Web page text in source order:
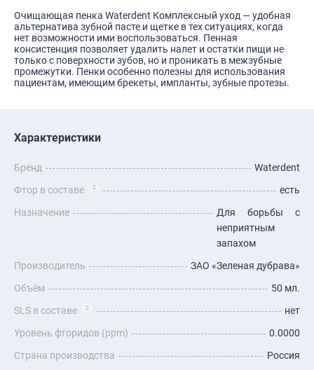
Очищающая пенка Waterdent Комплексный уход — удобная
альтернатива зубной пасте и щетке в тех ситуациях, когда
нет возможности ими воспользоваться. Пенная
консистенция позволяет удалить налет и остатки пищи не
только с поверхности зубов, но и проникать в межзубные
промежутки. Пенки особенно полезны для использования
пациентам, имеющим брекеты, импланты, зубные протезы.
Характеристики
Бренд
Waterdent
Фтор в составе
есть
Назначение
Для борьбы с
неприятным
запахом
Производитель
ЗАО «Зеленая дубрава»
Объём
50 мл.
SLS в составе
нет
Уровень фторидов (ppm)
0.0000
Страна производства
Россия